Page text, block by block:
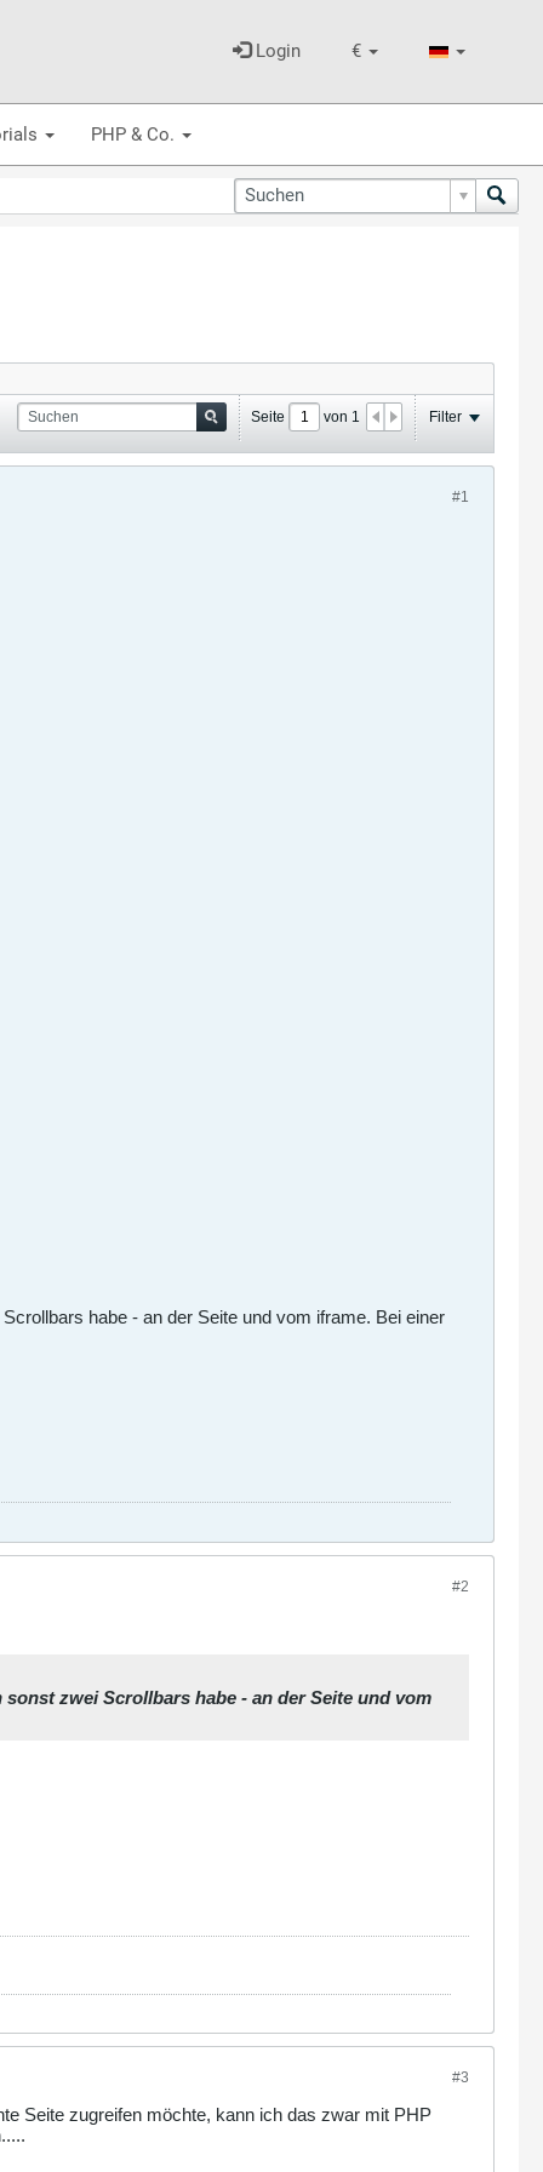
€
Login
PHP & Co.
Seite von 1 Filter
#1
habe - an der Seite und vom iframe. Bei einer
#2
zwei Scrollbars habe - an der Seite und vom
#3
Seite zugreifen möchte, kann ich das zwar mit PHP